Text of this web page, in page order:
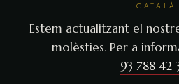
CATALÀ
Estem actualitzant el
molèsties. Per a
93 788 42